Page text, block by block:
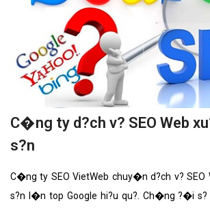
C�ng ty d?ch v? SEO Web
s?n
C�ng ty SEO VietWeb chuy�n d?ch v?
s?n l�n top Google hi?u qu?. Ch�ng ?�i s?